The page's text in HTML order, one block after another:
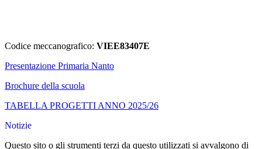
Codice meccanografico: VIEE83407E
Presentazione Primaria Nanto
Brochure della scuola
TABELLA PROGETTI ANNO 2025/26
Notizie
Questo sito o gli strumenti terzi da questo utilizzati si avvalgono di